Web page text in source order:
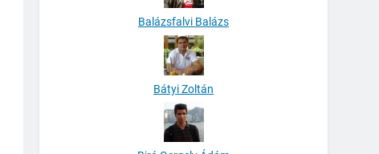
Balázsfalvi Balázs
Bátyi Zoltán